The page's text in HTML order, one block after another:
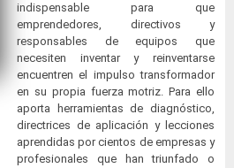
indispensable para que
emprendedores, directivos y
responsables de equipos que
necesiten inventar y reinventarse
encuentren el impulso transformador
en su propia fuerza motriz. Para ello
aporta herramientas de diagnóstico,
directrices de aplicación y lecciones
aprendidas por cientos de empresas y
profesionales que han triunfado o